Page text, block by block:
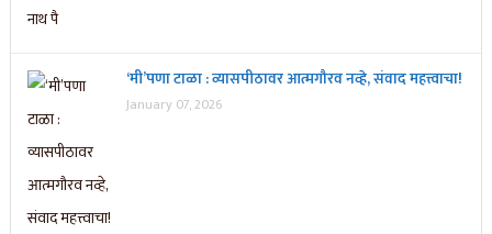
‘मी’पणा टाळा : व्यासपीठावर आत्मगौरव नव्हे, संवाद महत्त्वाचा!
January 07, 2026